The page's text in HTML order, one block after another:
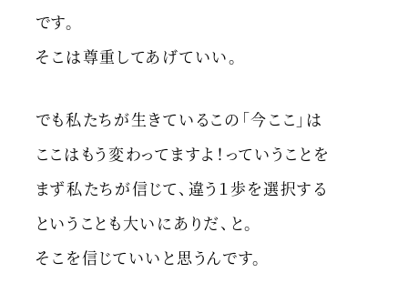
です。
そこは尊重してあげていい。
でも私たちが生きているこの「今ここ」は
ここはもう変わってますよ！っていうことを
まず私たちが信じて、違う１歩を選択する
ということも大いにありだ、と。
そこを信じていいと思うんです。